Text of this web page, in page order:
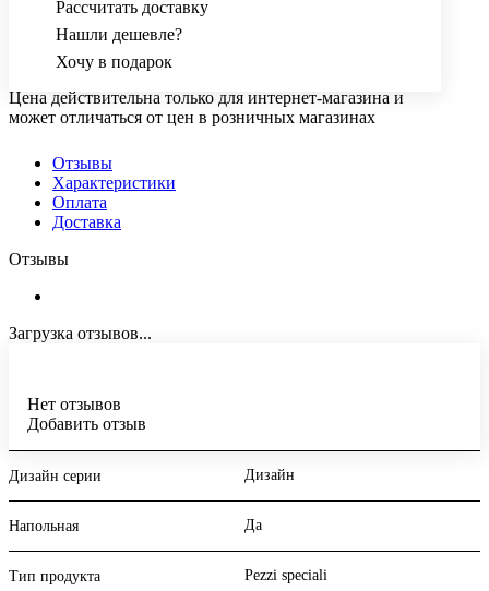
Рассчитать доставку
Нашли дешевле?
Хочу в подарок
Цена действительна только для интернет-магазина и
может отличаться от цен в розничных магазинах
Отзывы
Характеристики
Оплата
Доставка
Отзывы
Загрузка отзывов...
Нет отзывов
Добавить отзыв
Дизайн серии Дизайн
Напольная Да
Тип продукта Pezzi speciali